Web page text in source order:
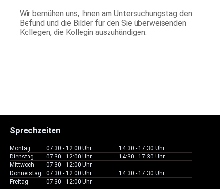
Wir bemühen uns, Ihnen am Untersuchungstag den
Befund und die Bilder für den Sie überweisenden
Kollegen, die Kollegin auszuhändigen.
Sprechzeiten
Montag 07:30 - 12:00 Uhr
14:30 - 17:30 Uhr
Dienstag
07:30 - 12:00 Uhr
14:30 - 17:30 Uhr
Mittwoch
07:30 - 12:00 Uhr
Donnerstag
07:30 - 12:00 Uhr
14:30 - 17:30 Uhr
Freitag
07:30 - 12:00 Uhr